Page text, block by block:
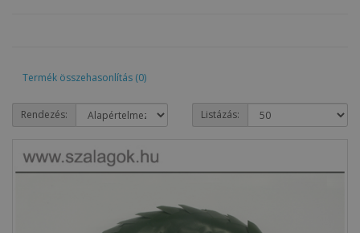
Termék összehasonlítás (0)
Rendezés: Listázás: